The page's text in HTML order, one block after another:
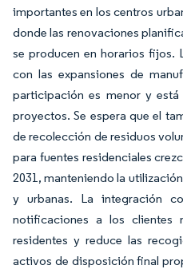
importantes en los centros
donde las renovaciones
se producen en horarios fijos.
con las expansiones de
participación es menor y
proyectos. Se espera que el
de recolección de residuos
para fuentes residenciales
2031, manteniendo la
y urbanas. La integración
notificaciones a los clientes
residentes y reduce las
activos de disposición final